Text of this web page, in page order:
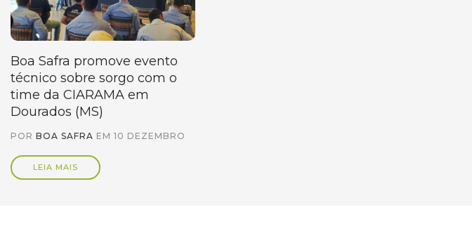
Boa Safra promove evento
técnico sobre sorgo com o
time da CIARAMA em
Dourados (MS)
POR BOA SAFRA EM 10 DEZEMBRO
LEIA MAIS